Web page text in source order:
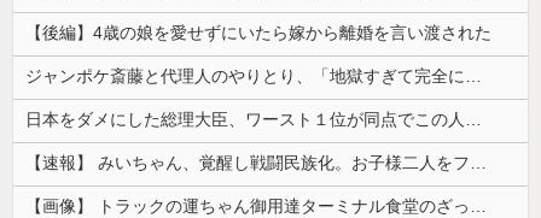
【後編】4歳の娘を愛せずにいたら嫁から離婚を言い渡された